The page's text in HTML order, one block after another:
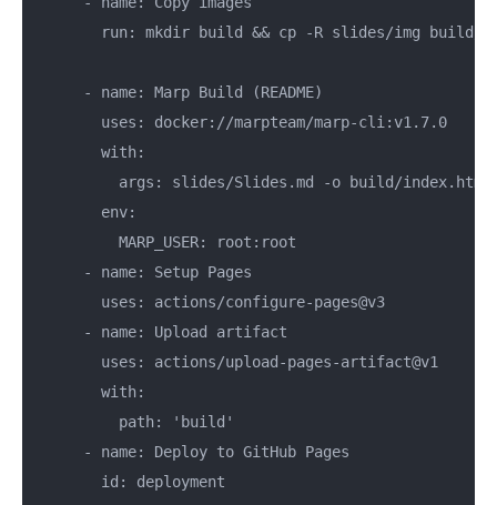
run: mkdir build && cp -R slides/img build/
      - name: Marp Build (README)
        uses: docker://marpteam/marp-cli:v1.7.0
        with:
args: slides/Slides.md -o build/index.html
        env:
          MARP_USER: root:root
      - name: Setup Pages
        uses: actions/configure-pages@v3
      - name: Upload artifact
        uses: actions/upload-pages-artifact@v1
        with:
          path: 'build'
      - name: Deploy to GitHub Pages
        id: deployment